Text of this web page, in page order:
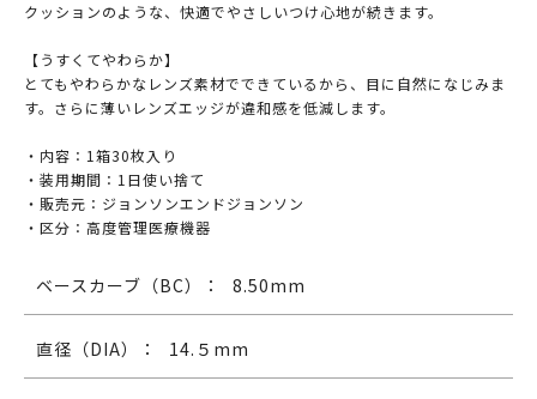
クッションのような、快適でやさしいつけ心地が続きます。
【うすくてやわらか】
とてもやわらかなレンズ素材でできているから、目に自然になじみま
す。さらに薄いレンズエッジが違和感を低減します。
・内容：1箱30枚入り
・装用期間：1日使い捨て
・販売元：ジョンソンエンドジョンソン
・区分：高度管理医療機器
ベースカーブ（BC）： 8.50mm
直径（DIA）： 14.５mm